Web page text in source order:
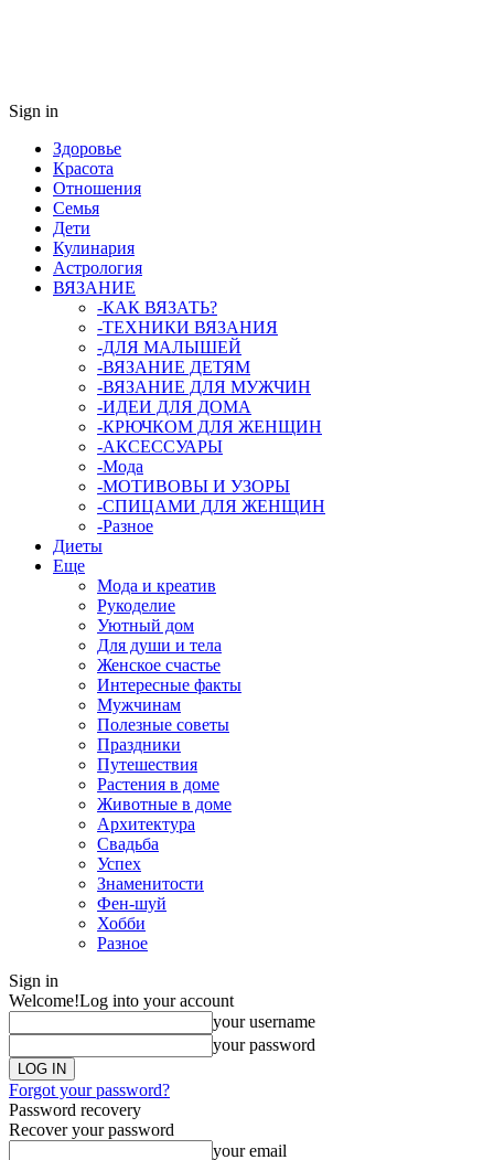
Sign in
Здоровье
Красота
Отношения
Семья
Дети
Кулинария
Астрология
ВЯЗАНИЕ
-КАК ВЯЗАТЬ?
-ТЕХНИКИ ВЯЗАНИЯ
-ДЛЯ МАЛЫШЕЙ
-ВЯЗАНИЕ ДЕТЯМ
-ВЯЗАНИЕ ДЛЯ МУЖЧИН
-ИДЕИ ДЛЯ ДОМА
-КРЮЧКОМ ДЛЯ ЖЕНЩИН
-AКСЕССУАРЫ
-Мода
-МОТИВОВЫ И УЗОРЫ
-СПИЦАМИ ДЛЯ ЖЕНЩИН
-Разное
Диеты
Еще
Мода и креатив
Рукоделие
Уютный дом
Для души и тела
Женское счастье
Интересные факты
Мужчинам
Полезные советы
Праздники
Путешествия
Растения в доме
Животные в доме
Архитектура
Свадьба
Успех
Знаменитости
Фен-шуй
Хобби
Разное
Sign in
Welcome!Log into your account
your username
your password
Forgot your password?
Password recovery
Recover your password
your email